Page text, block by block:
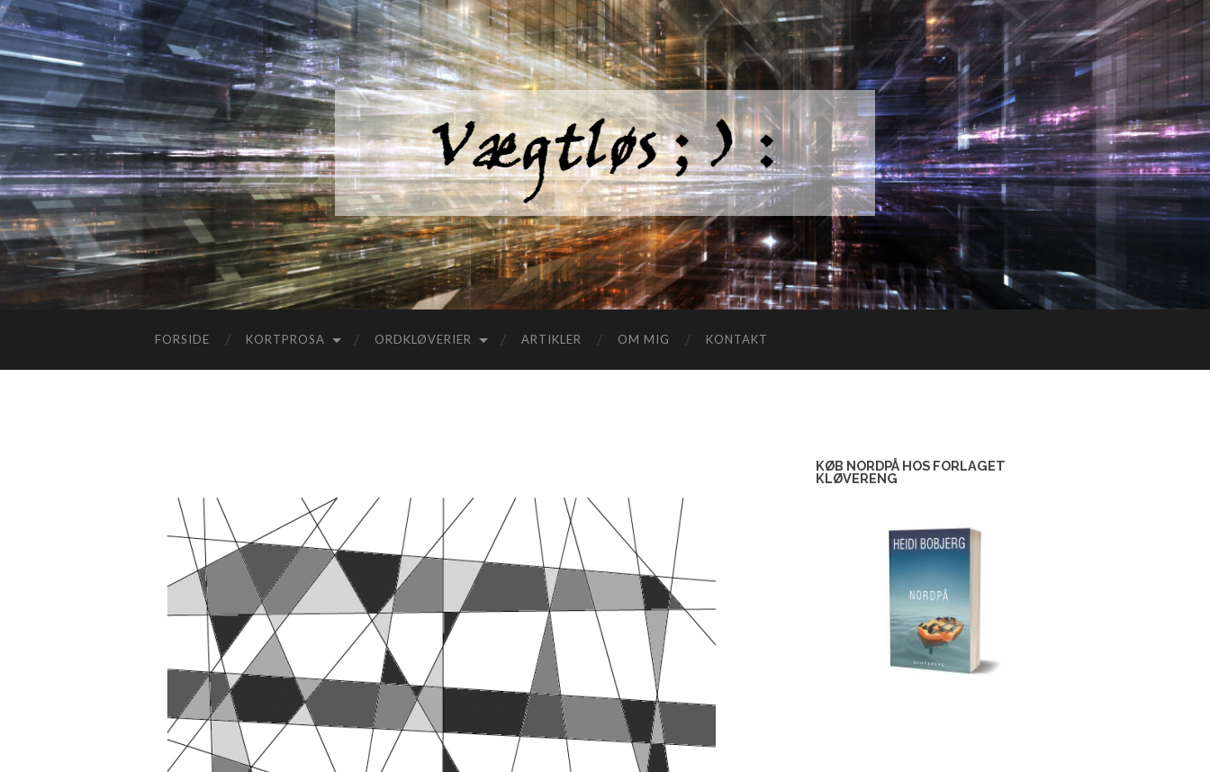
FORSIDE KORTPROSA ORDKLØVERIER ARTIKLER OM MIG KONTAKT
KØB NORDPÅ HOS FORLAGET
KLØVERENG